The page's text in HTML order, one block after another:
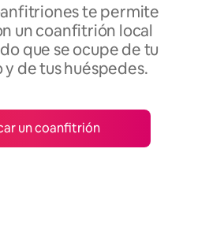
te permite
un coanfitrión local
que se ocupe de tu
de tus huéspedes.
un coanfitrión